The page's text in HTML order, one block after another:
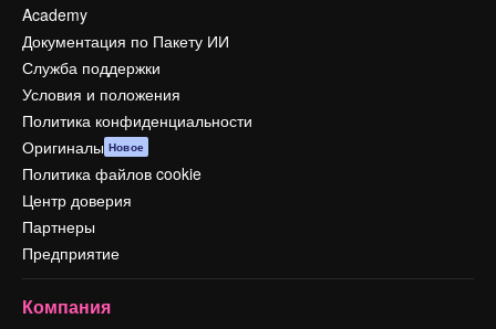
Academy
Документация по Пакету ИИ
Служба поддержки
Условия и положения
Политика конфиденциальности
Оригиналы Новое
Политика файлов cookie
Центр доверия
Партнеры
Предприятие
Компания